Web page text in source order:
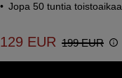
Jopa 50 tuntia toistoaikaa
129 EUR 199 EUR